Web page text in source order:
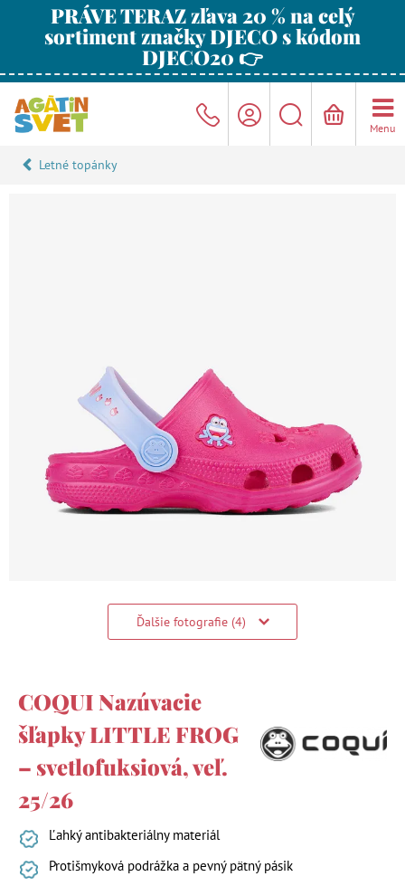
PRÁVE TERAZ zľava 20 % na celý
sortiment značky DJECO s kódom
DJECO20 👉
Menu
Letné topánky
Ďalšie fotografie (4)
COQUI Nazúvacie
šľapky LITTLE FROG
– svetlofuksiová, veľ.
25/26
Ľahký antibakteriálny materiál
Protišmyková podrážka a pevný pätný pásik